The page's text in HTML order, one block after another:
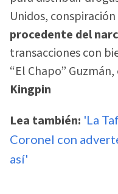
Unidos,
procedente del
transacciones con
“El Chapo”
Kingpin
Lea también: 'La
Coronel con
así'